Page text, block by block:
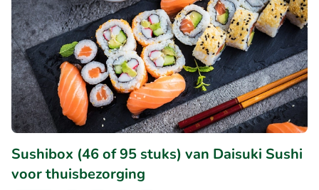
Sushibox (46 of 95 stuks) van Daisuki Sushi
voor thuisbezorging